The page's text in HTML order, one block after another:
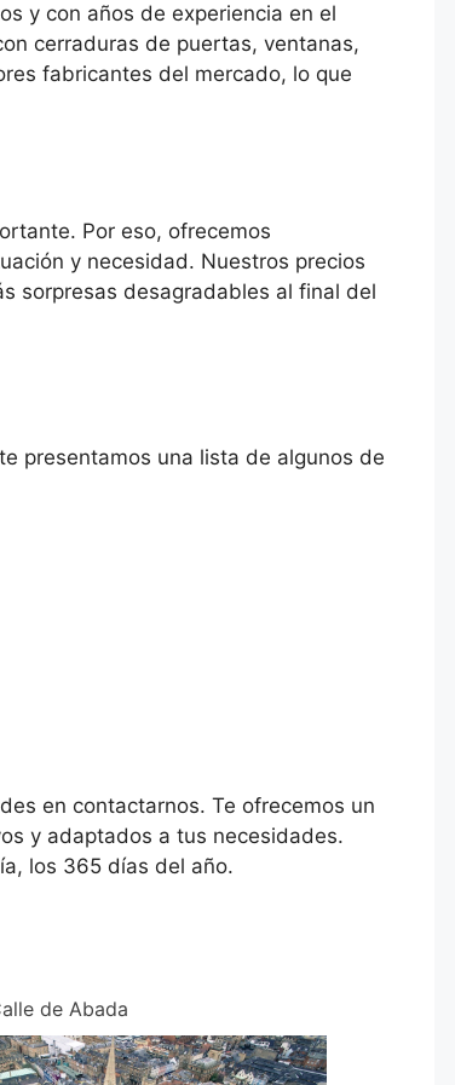
y con años de experiencia en el
cerraduras de puertas, ventanas,
fabricantes del mercado, lo que
Por eso, ofrecemos
y necesidad. Nuestros precios
sorpresas desagradables al final del
presentamos una lista de algunos de
en contactarnos. Te ofrecemos un
y adaptados a tus necesidades.
los 365 días del año.
de Abada